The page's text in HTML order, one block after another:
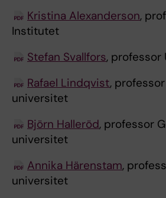
Kristina Alexanderson,
Institutet
Stefan Svallfors, professor
Rafael Lindqvist,
universitet
Björn Halleröd, professor
universitet
Annika Härenstam,
universitet